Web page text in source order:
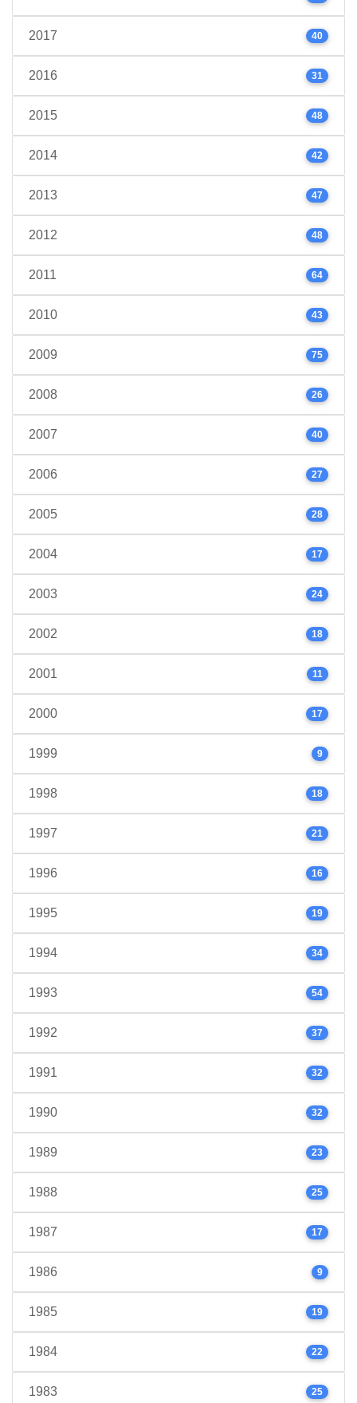
2017 40
2016 31
2015 48
2014 42
2013 47
2012 48
2011 64
2010 43
2009 75
2008 26
2007 40
2006 27
2005 28
2004 17
2003 24
2002 18
2001 11
2000 17
1999 9
1998 18
1997 21
1996 16
1995 19
1994 34
1993 54
1992 37
1991 32
1990 32
1989 23
1988 25
1987 17
1986 9
1985 19
1984 22
1983 25